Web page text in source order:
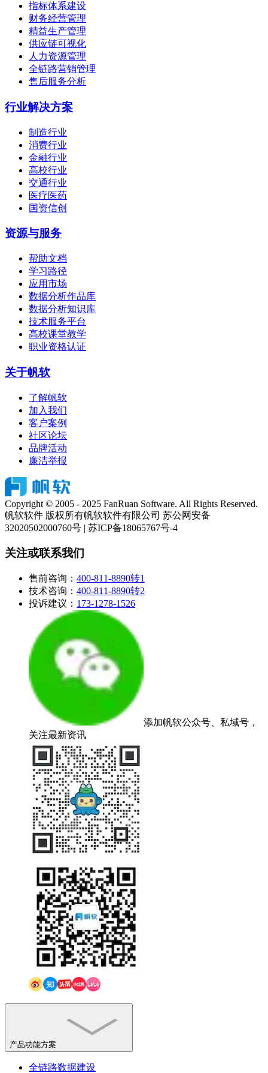
指标体系建设
财务经营管理
精益生产管理
供应链可视化
人力资源管理
全链路营销管理
售后服务分析
行业解决方案
制造行业
消费行业
金融行业
高校行业
交通行业
医疗医药
国资信创
资源与服务
帮助文档
学习路径
应用市场
数据分析作品库
数据分析知识库
技术服务平台
高校课堂教学
职业资格认证
关于帆软
了解帆软
加入我们
客户案例
社区论坛
品牌活动
廉洁举报
Copyright © 2005 - 2025 FanRuan Software. All Rights Reserved.
帆软软件 版权所有帆软软件有限公司 苏公网安备
32020502000760号 | 苏ICP备18065767号-4
关注或联系我们
售前咨询： 400-811-8890转1
技术咨询： 400-811-8890转2
投诉建议： 173-1278-1526
添加帆软公众号、私域号，
关注最新资讯
产品功能方案
全链路数据建设